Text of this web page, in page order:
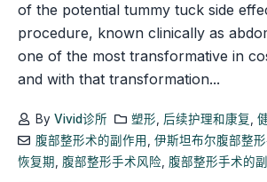
of the potential tummy tuck side
procedure, known clinically as
one of the most transformative in
and with that transformation...
By Vivid诊所 塑形 后续护理和康复
腹部整形术的副作用
伊斯坦布尔腹部整
恢复期
腹部整形手术风险 腹部整形手术的